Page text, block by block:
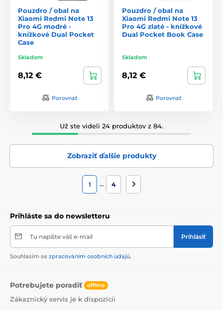
Pouzdro / obal na
Xiaomi Redmi Note 13
Pro 4G modré -
knížkové Dual Pocket
Case
Skladom
8,12 €
Porovnať
Pouzdro / obal na
Xiaomi Redmi Note 13
Pro 4G zlaté - knížkové
Dual Pocket Book Case
Skladom
8,12 €
Porovnať
Už ste videli 24 produktov z 84.
Zobraziť ďalšie produkty
1 … 4
Prihláste sa do newsletteru
Tu napíšte váš e-mail Prihlásiť
Souhlasím se zpracováním osobních údajů.
Potrebujete poradiť offline
Zákaznický servis je k dispozícii